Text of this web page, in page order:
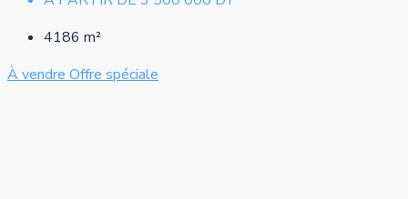
4186 m²
À vendre Offre spéciale